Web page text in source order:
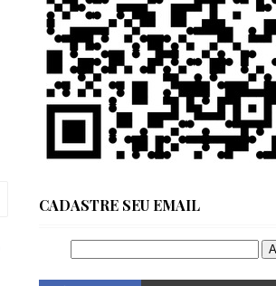
CADASTRE SEU EMAIL